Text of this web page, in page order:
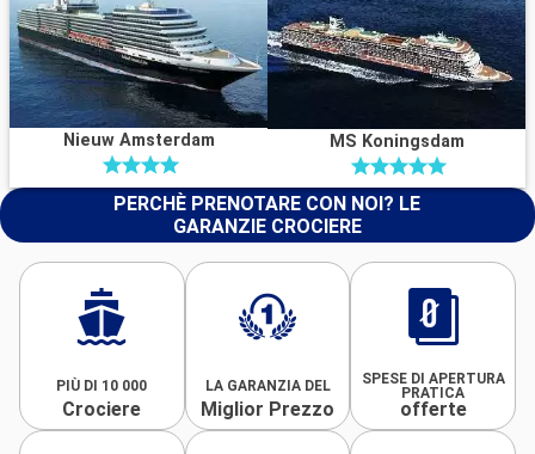
Nieuw Amsterdam MS Koningsdam
PERCHÈ PRENOTARE CON NOI? LE
GARANZIE CROCIERE
PIÙ DI 10 000
Crociere
LA GARANZIA DEL
Miglior Prezzo
SPESE DI APERTURA
PRATICA
offerte